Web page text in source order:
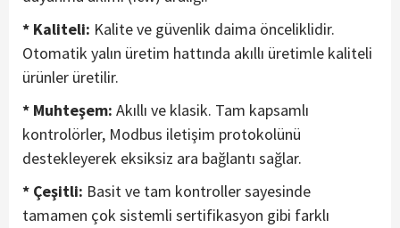
* Kaliteli: Kalite ve güvenlik daima önceliklidir.
Otomatik yalın üretim hattında akıllı üretimle kaliteli
ürünler üretilir.
* Muhteşem: Akıllı ve klasik. Tam kapsamlı
kontrolörler, Modbus iletişim protokolünü
destekleyerek eksiksiz ara bağlantı sağlar.
* Çeşitli: Basit ve tam kontroller sayesinde
tamamen çok sistemli sertifikasyon gibi farklı